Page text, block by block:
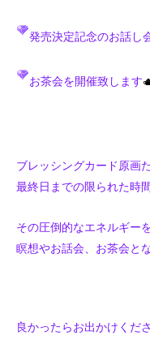
発売決定記念のお話し
お茶会を開催致します
ブレッシングカード原画
最終日までの限られた時
その圧倒的なエネルギー
瞑想やお話会、 お茶会と
良かったら お出かけくだ